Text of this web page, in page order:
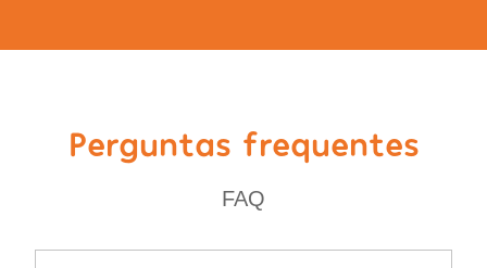
Perguntas frequentes
FAQ